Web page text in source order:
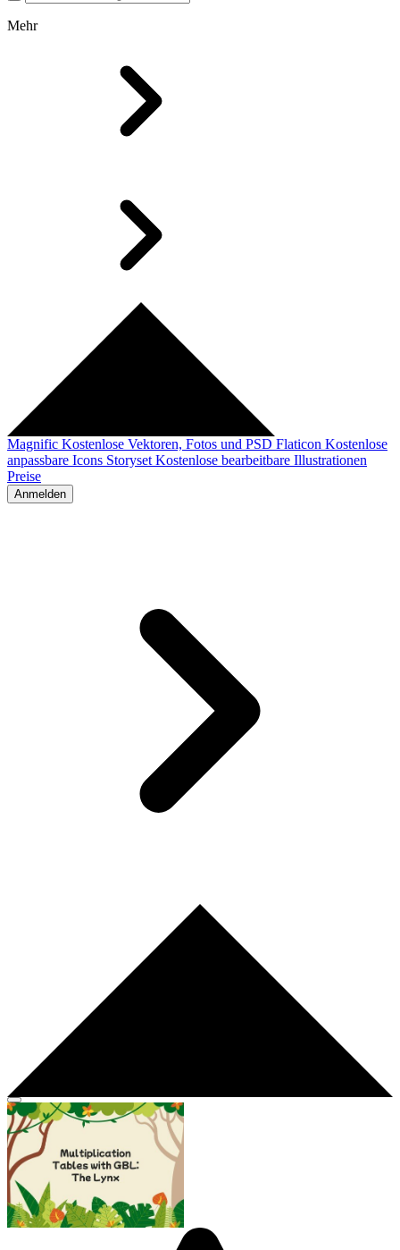
Mehr
Magnific Kostenlose Vektoren, Fotos und PSD Flaticon Kostenlose
anpassbare Icons Storyset Kostenlose bearbeitbare Illustrationen
Preise
Anmelden